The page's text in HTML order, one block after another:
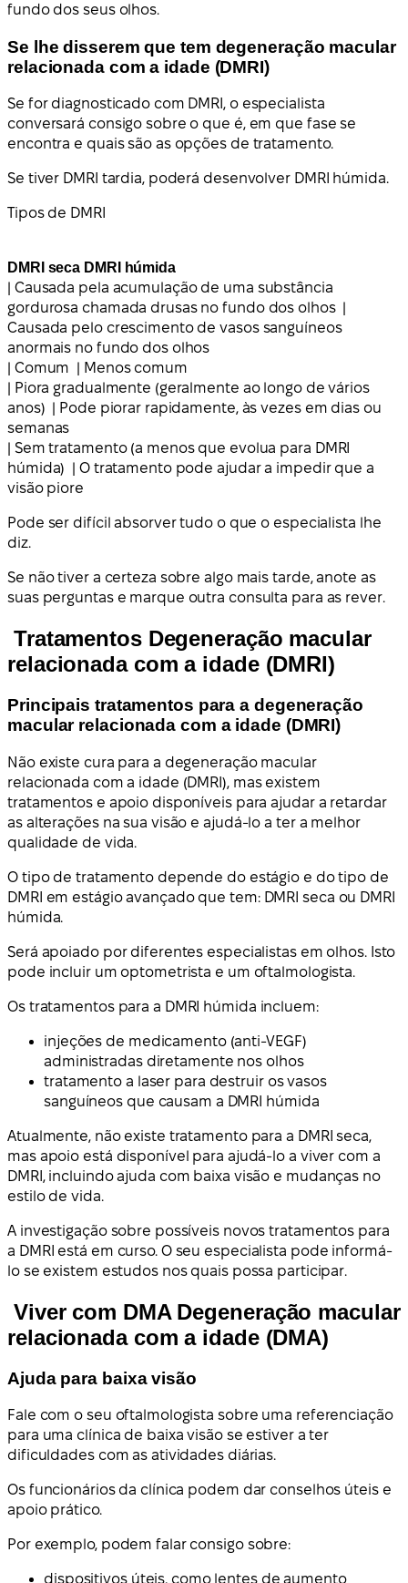
fundo dos seus olhos.
Se lhe disserem que tem degeneração macular
relacionada com a idade (DMRI)
Se for diagnosticado com DMRI, o especialista
conversará consigo sobre o que é, em que fase se
encontra e quais são as opções de tratamento.
Se tiver DMRI tardia, poderá desenvolver DMRI húmida.
Tipos de DMRI
DMRI seca DMRI húmida
| Causada pela acumulação de uma substância
gordurosa chamada drusas no fundo dos olhos |
Causada pelo crescimento de vasos sanguíneos
anormais no fundo dos olhos
| Comum | Menos comum
| Piora gradualmente (geralmente ao longo de vários
anos) | Pode piorar rapidamente, às vezes em dias ou
semanas
| Sem tratamento (a menos que evolua para DMRI
húmida) | O tratamento pode ajudar a impedir que a
visão piore
Pode ser difícil absorver tudo o que o especialista lhe
diz.
Se não tiver a certeza sobre algo mais tarde, anote as
suas perguntas e marque outra consulta para as rever.
Tratamentos Degeneração macular
relacionada com a idade (DMRI)
Principais tratamentos para a degeneração
macular relacionada com a idade (DMRI)
Não existe cura para a degeneração macular
relacionada com a idade (DMRI), mas existem
tratamentos e apoio disponíveis para ajudar a retardar
as alterações na sua visão e ajudá-lo a ter a melhor
qualidade de vida.
O tipo de tratamento depende do estágio e do tipo de
DMRI em estágio avançado que tem: DMRI seca ou DMRI
húmida.
Será apoiado por diferentes especialistas em olhos. Isto
pode incluir um optometrista e um oftalmologista.
Os tratamentos para a DMRI húmida incluem:
injeções de medicamento (anti-VEGF)
administradas diretamente nos olhos
tratamento a laser para destruir os vasos
sanguíneos que causam a DMRI húmida
Atualmente, não existe tratamento para a DMRI seca,
mas apoio está disponível para ajudá-lo a viver com a
DMRI, incluindo ajuda com baixa visão e mudanças no
estilo de vida.
A investigação sobre possíveis novos tratamentos para
a DMRI está em curso. O seu especialista pode informá-
lo se existem estudos nos quais possa participar.
Viver com DMA Degeneração macular
relacionada com a idade (DMA)
Ajuda para baixa visão
Fale com o seu oftalmologista sobre uma referenciação
para uma clínica de baixa visão se estiver a ter
dificuldades com as atividades diárias.
Os funcionários da clínica podem dar conselhos úteis e
apoio prático.
Por exemplo, podem falar consigo sobre:
dispositivos úteis, como lentes de aumento